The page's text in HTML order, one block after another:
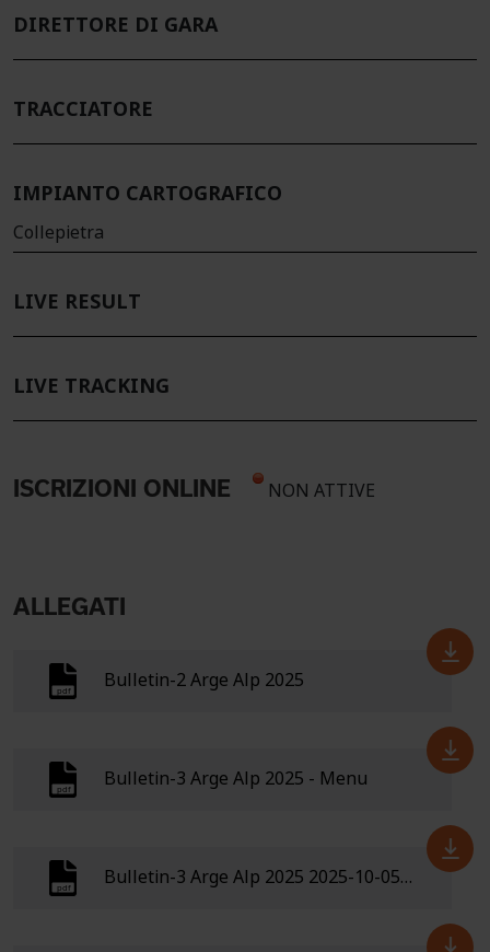
DIRETTORE DI GARA
TRACCIATORE
IMPIANTO CARTOGRAFICO
Collepietra
LIVE RESULT
LIVE TRACKING
ISCRIZIONI ONLINE NON ATTIVE
ALLEGATI
Bulletin-2 Arge Alp 2025
Bulletin-3 Arge Alp 2025 - Menu
Bulletin-3 Arge Alp 2025 2025-10-05 sh